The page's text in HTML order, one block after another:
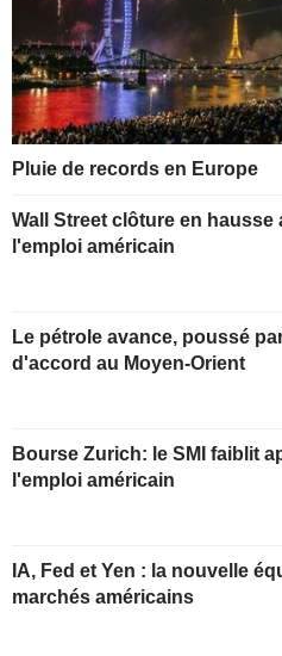
Pluie de records en Europe
Wall Street clôture en hausse
l'emploi américain
Le pétrole avance, poussé
d'accord au Moyen-Orient
Bourse Zurich: le SMI faiblit
l'emploi américain
IA, Fed et Yen : la nouvelle
marchés américains